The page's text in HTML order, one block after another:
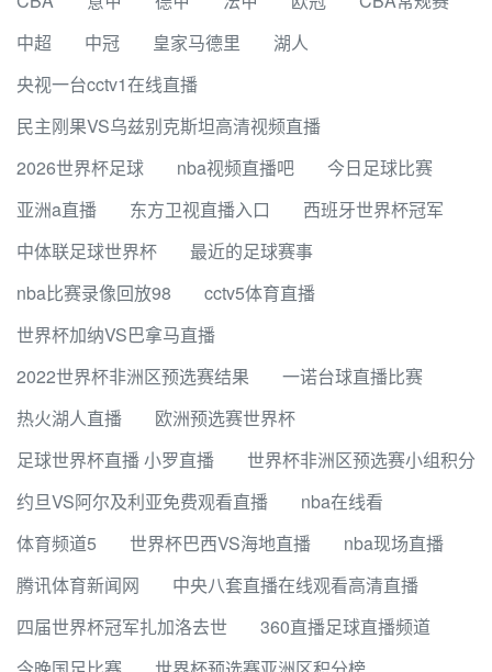
中超
中冠 皇家马德里
湖人
央视一台cctv1在线直播
民主刚果VS乌兹别克斯坦高清视频直播
2026世界杯足球
nba视频直播吧
今日足球比赛
亚洲a直播
东方卫视直播入口
西班牙世界杯冠军
中体联足球世界杯
最近的足球赛事
nba比赛录像回放98
cctv5体育直播
世界杯加纳VS巴拿马直播
2022世界杯非洲区预选赛结果
一诺台球直播比赛
热火湖人直播
欧洲预选赛世界杯
足球世界杯直播 小罗直播
世界杯非洲区预选赛小组积分
约旦VS阿尔及利亚免费观看直播
nba在线看
体育频道5
世界杯巴西VS海地直播
nba现场直播
腾讯体育新闻网
中央八套直播在线观看高清直播
四届世界杯冠军扎加洛去世
360直播足球直播频道